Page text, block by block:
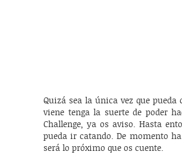
Quizá sea la única vez que
viene tenga la suerte de poder
Challenge, ya os aviso. Hasta
pueda ir catando. De momento
será lo próximo que os cuente.